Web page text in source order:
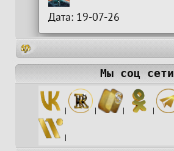
Дата: 19-07-26
Мы соц сети
| | | |
|